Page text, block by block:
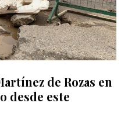
de Rozas en
desde este